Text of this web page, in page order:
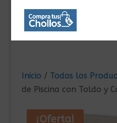
Inicio / Todos los
de Piscina con Toldo y
¡Oferta!